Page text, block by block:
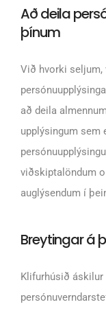
Að deila
þínum
Við hvorki seljum,
að deila
upplýsingum sem
viðskiptalöndum
auglýsendum í
Breytingar á
Klifurhúsið